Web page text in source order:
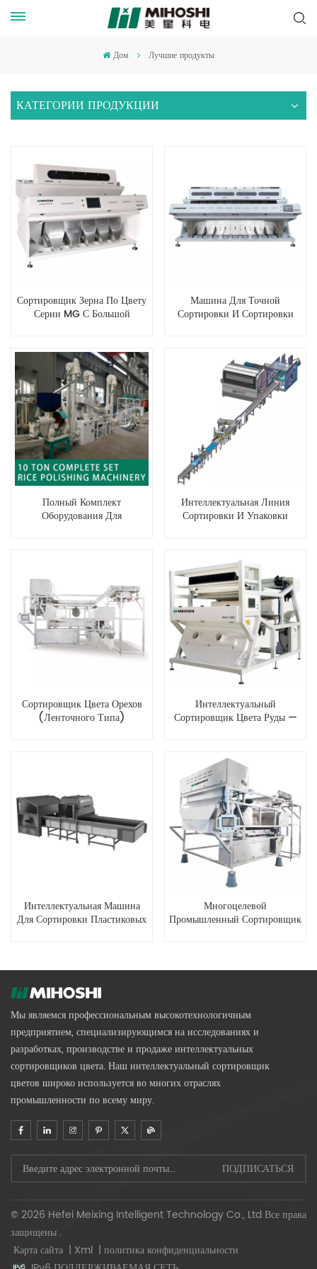
Дом Лучшие продукты
КАТЕГОРИИ ПРОДУКЦИИ
Сортировщик Зерна По Цвету
Серии MG С Большой
Машина Для Точной
Сортировки И Сортировки
Полный Комплект
Оборудования Для
Интеллектуальная Линия
Сортировки И Упаковки
Сортировщик Цвета Орехов
(ленточного Типа)
Интеллектуальный
Сортировщик Цвета Руды —
(сухой Выбор)
Интеллектуальная Машина
Для Сортировки Пластиковых
Многоцелевой
Промышленный Сортировщик
Мы являемся профессиональным высокотехнологичным
предприятием, специализирующимся на исследованиях и
разработках, производстве и продаже интеллектуальных
сортировщиков цвета. Наш интеллектуальный сортировщик
цветов широко используется во многих отраслях
промышленности по всему миру.
© 2026 Hefei Meixing Intelligent Technology Co., Ltd Все права
защищены .
Карта сайта | Xml | политика конфиденциальности